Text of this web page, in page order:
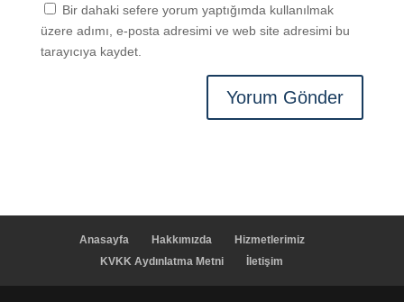
Bir dahaki sefere yorum yaptığımda kullanılmak
üzere adımı, e-posta adresimi ve web site adresimi bu
tarayıcıya kaydet.
Anasayfa Hakkımızda
Hizmetlerimiz
KVKK Aydınlatma Metni
İletişim